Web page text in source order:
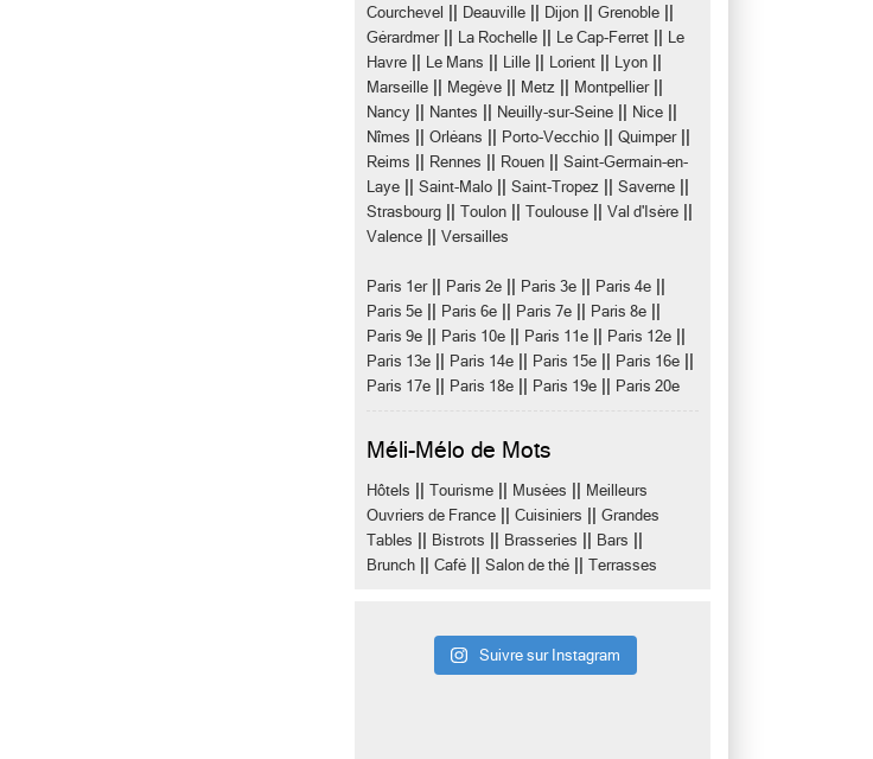
Courchevel Deauville Dijon Grenoble
Gérardmer|| La Rochelle Le Cap-Ferret
Le
Havre
Le Mans Lille Lorient Lyon
Marseille Megève Metz Montpellier||
Nancy Nantes Neuilly-sur-Seine Nice
Nîmes Orléans Porto-Vecchio Quimper||
Reims Rennes Rouen
Saint-Germain-en-
Laye
Saint-Malo Saint-Tropez Saverne
Strasbourg Toulon Toulouse Val d'Isère
Valence Versailles
Paris 1er|| Paris 2e Paris 3e Paris 4e
Paris 5e Paris 6e Paris 7e Paris 8e
Paris 9e Paris 10e Paris 11e Paris 12e
Paris 13e Paris 14e Paris 15e Paris 16e
Paris 17e Paris 18e Paris 19e Paris 20e
Méli-Mélo de Mots
Hôtels Tourisme Musées
Meilleurs
Ouvriers de France
Cuisiniers
Grandes
Tables
Bistrots Brasseries Bars
Brunch Café Salon de thé Terrasses
Suivre sur Instagram